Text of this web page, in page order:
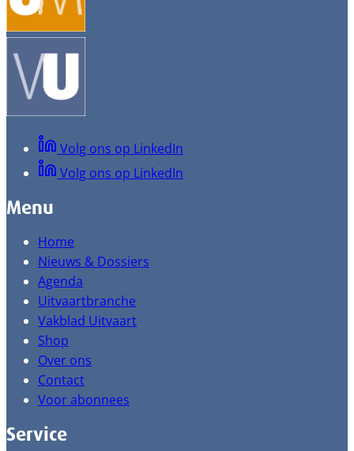
Volg ons op LinkedIn
Volg ons op LinkedIn
Menu
Home
Nieuws & Dossiers
Agenda
Uitvaartbranche
Vakblad Uitvaart
Shop
Over ons
Contact
Voor abonnees
Service